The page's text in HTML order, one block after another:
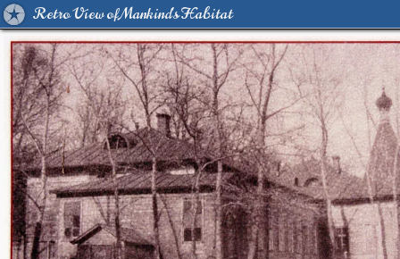
Retro View of Mankind's Habitat